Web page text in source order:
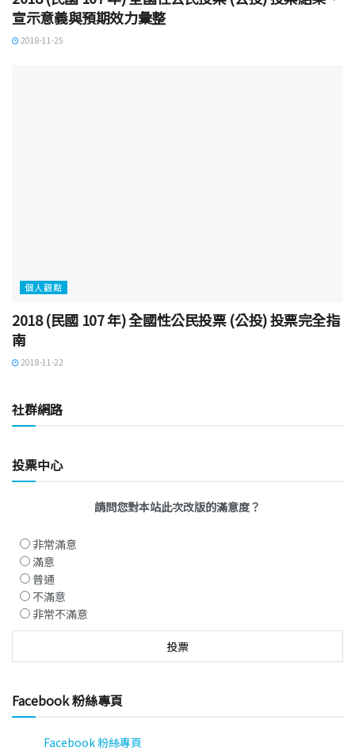
宣示意義與預期效力彙整
2018-11-25
個人觀點
2018 (民國 107 年) 全國性公民投票 (公投) 投票完全指
南
2018-11-22
社群網路
投票中心
請問您對本站此次改版的滿意度？
非常滿意
滿意
普通
不滿意
非常不滿意
Facebook 粉絲專頁
Facebook 粉絲專頁